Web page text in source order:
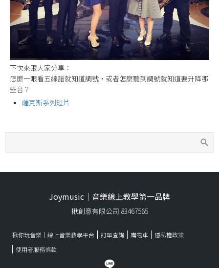
下次來跟大家分享：
怎麼一眼看五線譜就知道調號，或者怎麼聽到調號就知道要升降哪
些音？
薩克斯系列短片
Joymusic｜音樂線上教學第一品牌
揪創意有限公司 83467565
揪你玩音樂｜線上音樂教學平台 訂單查詢 購物車
隱私權政策
使用者服務條款